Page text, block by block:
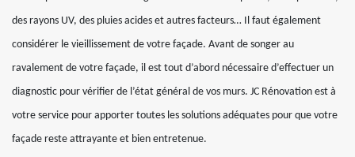
des rayons UV, des pluies acides et autres facteurs… Il faut également
considérer le vieillissement de votre façade. Avant de songer au
ravalement de votre façade, il est tout d’abord nécessaire d’effectuer un
diagnostic pour vérifier de l’état général de vos murs. JC Rénovation est à
votre service pour apporter toutes les solutions adéquates pour que votre
façade reste attrayante et bien entretenue.